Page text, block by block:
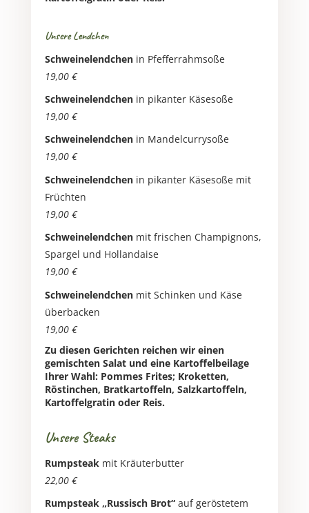
Unsere Lendchen
Schweinelendchenin Pfefferrahmsoße
19,00 €
Schweinelendchenin pikanter Käsesoße
19,00 €
Schweinelendchenin Mandelcurrysoße
19,00 €
Schweinelendchenin pikanter Käsesoße mit
Früchten
19,00 €
Schweinelendchenmit frischen Champignons,
Spargel und Hollandaise
19,00 €
Schweinelendchenmit Schinken und Käse
überbacken
19,00 €
Zu diesen Gerichten reichen wir einen
gemischten Salat und eine Kartoffelbeilage
Ihrer Wahl: Pommes Frites; Kroketten,
Röstinchen, Bratkartoffeln, Salzkartoffeln,
Kartoffelgratin oder Reis.
Unsere Steaks
Rumpsteakmit Kräuterbutter
22,00 €
Rumpsteak „Russisch Brot“auf geröstetem